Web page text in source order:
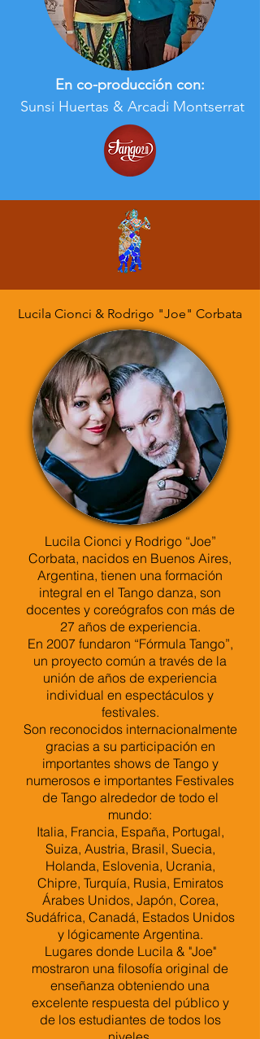
En co-producción con:
Sunsi Huertas & Arcadi Montserrat
Lucila Cionci & Rodrigo "Joe" Corbata
Lucila Cionci y Rodrigo “Joe”
Corbata, nacidos en Buenos Aires,
Argentina, tienen una formación
integral en el Tango danza, son
docentes y coreógrafos con más de
27 años de experiencia.
En 2007 fundaron “Fórmula Tango”,
un proyecto común a través de la
unión de años de experiencia
individual en espectáculos y
festivales.
Son reconocidos internacionalmente
gracias a su participación en
importantes shows de Tango y
numerosos e importantes Festivales
de Tango alrededor de todo el
mundo:
Italia, Francia, España, Portugal,
Suiza, Austria, Brasil, Suecia,
Holanda, Eslovenia, Ucrania,
Chipre, Turquía, Rusia, Emiratos
Árabes Unidos, Japón, Corea,
Sudáfrica, Canadá, Estados Unidos
y lógicamente Argentina.
Lugares donde Lucila & "Joe"
mostraron una filosofía original de
enseñanza obteniendo una
excelente respuesta del público y
de los estudiantes de todos los